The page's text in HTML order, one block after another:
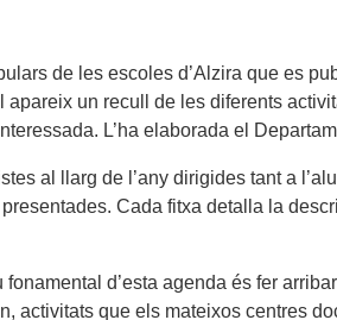
de les escoles d’Alzira que es
un recull de les diferents
L’ha elaborada el
al llarg de l’any dirigides tant a
Cada fitxa detalla la
fonamental d’esta agenda és fer
activitats que els mateixos centres